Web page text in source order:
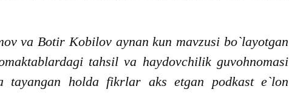
va Botir Kobilov aynan kun mavzusi bo`layotgan
tahsil va haydovchilik guvohnomasi
tayangan holda fikrlar aks etgan podkast e`lon